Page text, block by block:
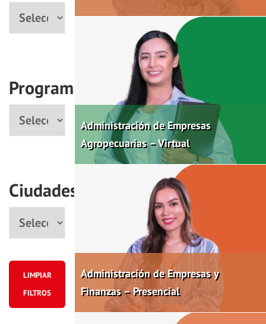
Programas
Ciudades
LIMPIAR
FILTROS
Administración de Empresas
Agropecuarias – Virtual
Administración de Empresas y
Finanzas – Presencial